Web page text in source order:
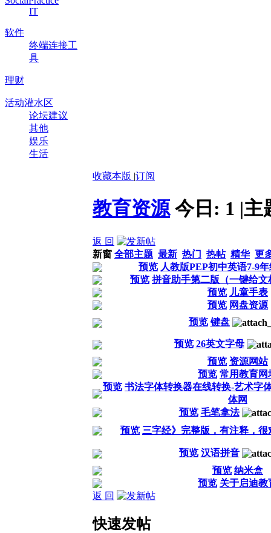
IT
软件
终端连接工
具
理财
活动灌水区
论坛建议
其他
娱乐
生活
收藏本版 |订阅
教育资源 今日: 1 |主
返 回
新窗 全部主题 最新 热门 热帖 精华 更
预览 人教版PEP初中英语7-9
预览 拼音助手第二版（一键给
预览 儿童手表
预览 网盘资源
预览 键盘
预览 26英文字母
预览 资源网站
预览 常用教育网
预览 书法字体转换器在线转换-艺术字
体网
预览 毛笔拿法
预览 三字经》完整版，有注释，
预览 汉语拼音
预览 纳米盒
预览 关于启迪教
返 回
快速发帖